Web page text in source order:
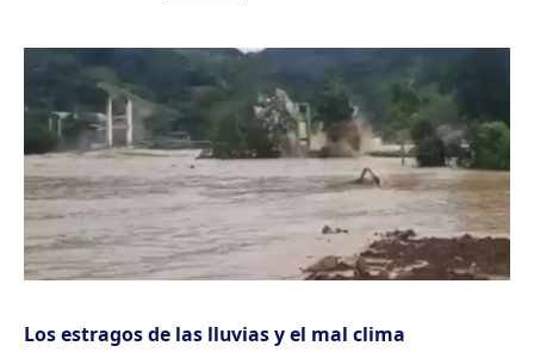
Los estragos de las lluvias y el mal clima